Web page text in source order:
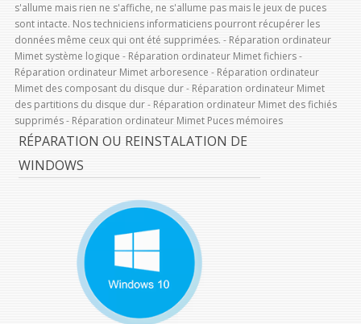
s'allume mais rien ne s'affiche, ne s'allume pas mais le jeux de puces
sont intacte. Nos techniciens informaticiens pourront récupérer les
données même ceux qui ont été supprimées. - Réparation ordinateur
Mimet système logique - Réparation ordinateur Mimet fichiers -
Réparation ordinateur Mimet arboresence - Réparation ordinateur
Mimet des composant du disque dur - Réparation ordinateur Mimet
des partitions du disque dur - Réparation ordinateur Mimet des fichiés
supprimés - Réparation ordinateur Mimet Puces mémoires
RÉPARATION OU REINSTALATION DE
WINDOWS